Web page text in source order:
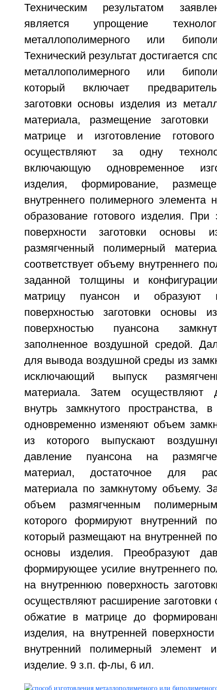
Техническим результатом
является упрощение
металлополимерного или
Технический результат достигается
металлополимерного или
который включает
заготовки основы изделия из
материала, размещение
матрице и изготовление
осуществляют за одну
включающую одновременное
изделия, формирование,
внутреннего полимерного элемента
образование готового изделия.
поверхности заготовки основы
размягченный полимерный
соответствует объему внутреннего
заданной толщины и
матрицу пуансон и образуют
поверхностью заготовки основы
поверхностью пуансона
заполненное воздушной средой.
для вывода воздушной среды из
исключающий выпуск
материала. Затем осуществляют
внутрь замкнутого пространства,
одновременно изменяют объем
из которого выпускают
давление пуансона на
материал, достаточное для
материала по замкнутому объему.
объем размягченным
которого формируют внутренний
который размещают на внутренней
основы изделия. Преобразуют
формирующее усилие внутреннего
на внутреннюю поверхность
осуществляют расширение
обжатие в матрице до
изделия, на внутренней
внутренний полимерный элемент
изделие. 9 з.п. ф-лы, 6 ил.